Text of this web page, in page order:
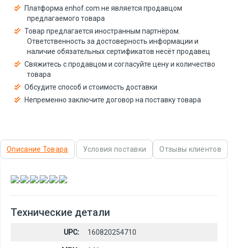
Платформа enhof.com не является продавцом
предлагаемого товара
Товар предлагается иностранным партнёром.
Ответственность за достоверность информации и
наличие обязательных сертификатов несёт продавец
Свяжитесь с продавцом и согласуйте цену и количество
товара
Обсудите способ и стоимость доставки
Непременно заключите договор на поставку товара
Описание Товара Условия поставки Отзывы клиентов
, , , , ,
Технические детали
UPC: 160820254710